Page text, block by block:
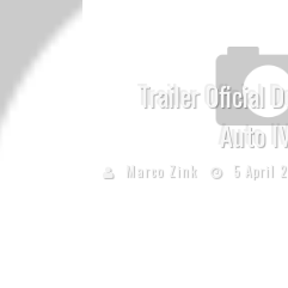
Trailer Oficial
Auto
Marco Zink 5 April